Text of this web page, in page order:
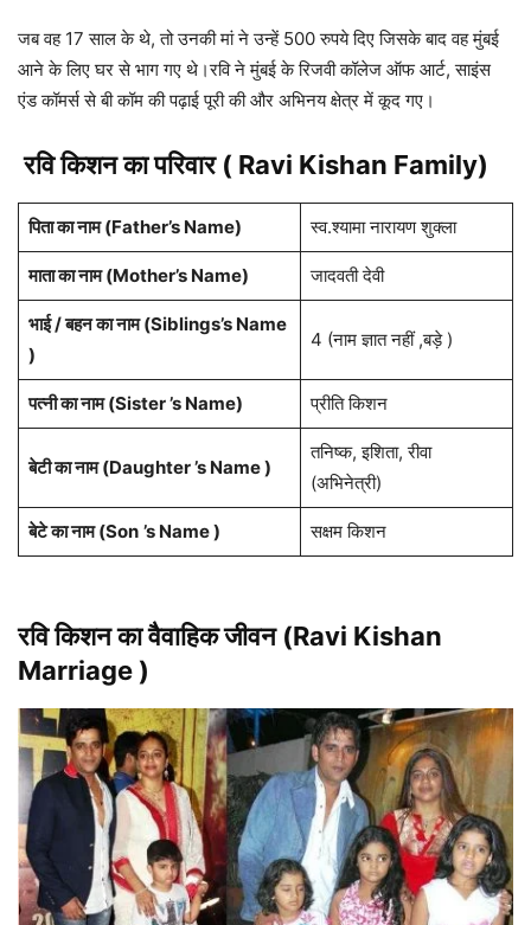
जब वह 17 साल के थे, तो उनकी मां ने उन्हें 500 रुपये दिए जिसके बाद वह मुंबई
आने के लिए घर से भाग गए थे।रवि ने मुंबई के रिजवी कॉलेज ऑफ आर्ट, साइंस
एंड कॉमर्स से बी कॉम की पढ़ाई पूरी की और अभिनय क्षेत्र में कूद गए।
रवि किशन का परिवार ( Ravi Kishan Family)
पिता का नाम (Father’s Name) स्व.श्यामा नारायण शुक्ला
माता का नाम (Mother’s Name) जादवती देवी
भाई / बहन का नाम (Siblings’s Name
)
4 (नाम ज्ञात नहीं ,बड़े )
पत्नी का नाम (Sister ’s Name) प्रीति किशन
बेटी का नाम (Daughter ’s Name )
तनिष्क, इशिता, रीवा
(अभिनेत्री)
बेटे का नाम (Son ’s Name ) सक्षम किशन
रवि किशन का वैवाहिक जीवन (Ravi Kishan
Marriage )